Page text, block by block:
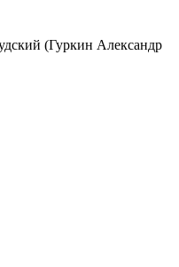
(Гуркин Александр